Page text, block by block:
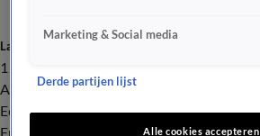
Laatste nieuws
112
Advies & Tips
Economie
Entertainment
Marketing & Social media
Derde partijen lijst
Alle cookies accepteren